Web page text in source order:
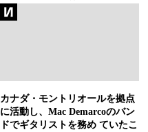
カナダ・モントリオールを拠点
に活動し、Mac Demarcoのバン
ドでギタリストを務め ていたこ